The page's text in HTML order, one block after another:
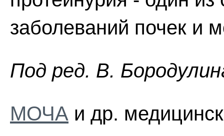
заболеваний почек и
Пoд peд. B.
МОЧА и др.